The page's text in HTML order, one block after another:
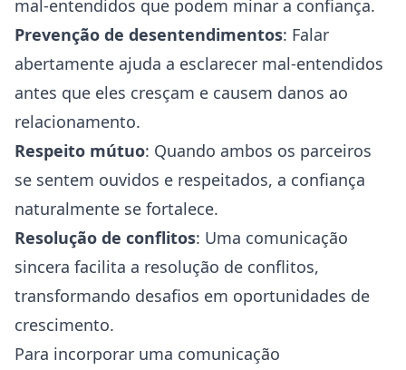
mal-entendidos que podem minar a confiança.
Prevenção de desentendimentos: Falar
abertamente ajuda a esclarecer mal-entendidos
antes que eles cresçam e causem danos ao
relacionamento.
Respeito mútuo: Quando ambos os parceiros
se sentem ouvidos e respeitados, a confiança
naturalmente se fortalece.
Resolução de conflitos: Uma comunicação
sincera facilita a resolução de conflitos,
transformando desafios em oportunidades de
crescimento.
Para incorporar uma comunicação